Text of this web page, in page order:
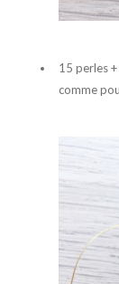
15 perles
comme